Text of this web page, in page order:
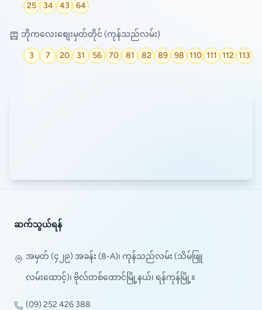
25 34 43 64
ဘိုကလေးစျေးမှတ်တိုင် (ကုန်သည်လမ်း)
3 7 20 31 56 70 81 82 89 98 110 111 112 113
ဆက်သွယ်ရန်
အမှတ် (၄၂၉) အခန်း (8-A)၊ ကုန်သည်လမ်း (သိမ်ဖြူ
လမ်းထောင့်)၊ ဗိုလ်တစ်ထောင်မြို့နယ်၊ ရန်ကုန်မြို့။
(09) 252 426 388